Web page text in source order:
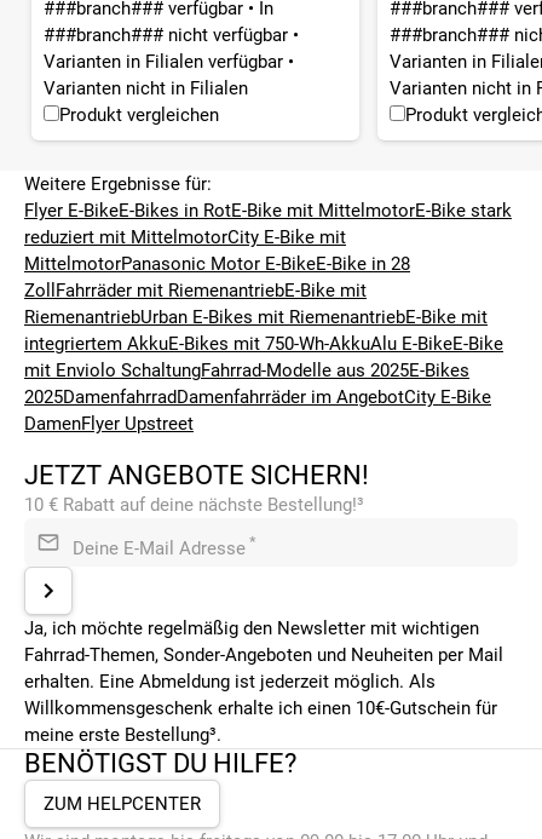
###branch### verfügbar • In
###branch### nicht verfügbar •
Varianten in Filialen verfügbar •
Varianten nicht in Filialen
Produkt vergleichen
###branch###
###branch###
Varianten in
Varianten nicht in
Produkt
Weitere Ergebnisse für:
Flyer E-BikeE-Bikes in RotE-Bike mit MittelmotorE-Bike stark
reduziert mit MittelmotorCity E-Bike mit
MittelmotorPanasonic Motor E-BikeE-Bike in 28
Zoll Fahrräder mit RiemenantriebE-Bike mit
RiemenantriebUrban E-Bikes mit RiemenantriebE-Bike mit
integriertem AkkuE-Bikes mit 750-Wh-AkkuAlu E-BikeE-Bike
mit Enviolo SchaltungFahrrad-Modelle aus 2025E-Bikes
2025DamenfahrradDamenfahrräder im AngebotCity E-Bike
DamenFlyer Upstreet
JETZT ANGEBOTE SICHERN!
10 € Rabatt auf deine nächste Bestellung!³
Deine E-Mail Adresse *
Ja, ich möchte regelmäßig den Newsletter mit wichtigen
Fahrrad-Themen, Sonder-Angeboten und Neuheiten per Mail
erhalten. Eine Abmeldung ist jederzeit möglich. Als
Willkommensgeschenk erhalte ich einen 10€-Gutschein für
meine erste Bestellung³.
BENÖTIGST DU HILFE?
ZUM HELPCENTER